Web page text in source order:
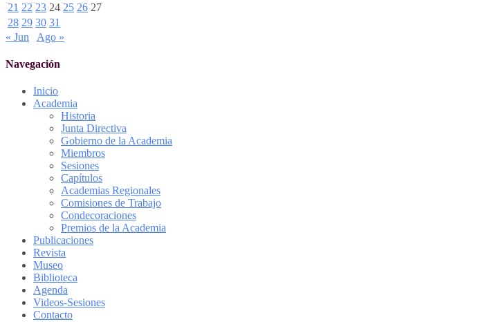
21 22 23 24 25 26 27
28 29 30 31
« Jun
Ago »
Navegación
Inicio
Academia
Historia
Junta Directiva
Gobierno de la Academia
Miembros
Sesiones
Capítulos
Academias Regionales
Comisiones de Trabajo
Condecoraciones
Premios de la Academia
Publicaciones
Revista
Museo
Biblioteca
Agenda
Videos-Sesiones
Contacto